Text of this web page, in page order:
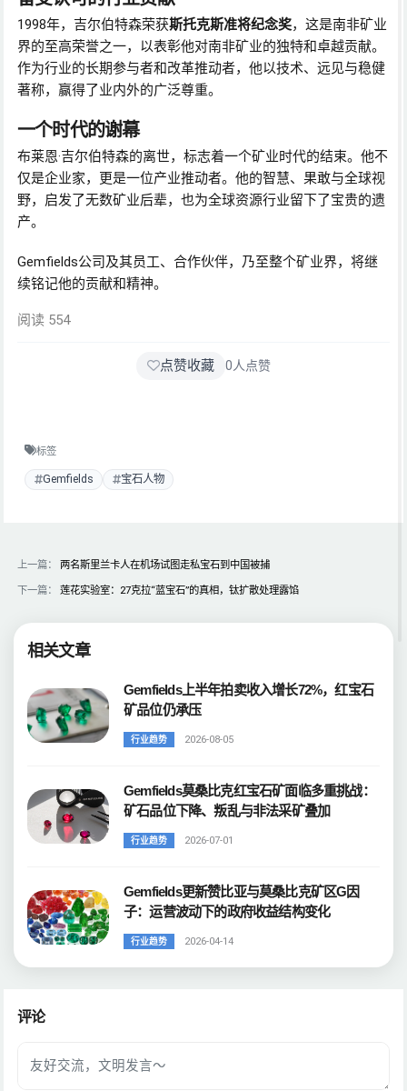
1998年，吉尔伯特森荣获斯托克斯准将纪念奖，这是南非矿业
界的至高荣誉之一，以表彰他对南非矿业的独特和卓越贡献。
作为行业的长期参与者和改革推动者，他以技术、远见与稳健
著称，赢得了业内外的广泛尊重。
一个时代的谢幕
布莱恩·吉尔伯特森的离世，标志着一个矿业时代的结束。他不
仅是企业家，更是一位产业推动者。他的智慧、果敢与全球视
野，启发了无数矿业后辈，也为全球资源行业留下了宝贵的遗
产。
Gemfields公司及其员工、合作伙伴，乃至整个矿业界，将继
续铭记他的贡献和精神。
阅读 554
点赞收藏 0人点赞
标签
Gemfields 宝石人物
上一篇：
两名斯里兰卡人在机场试图走私宝石到中国被捕
下一篇：
莲花实验室：27克拉“蓝宝石”的真相，钛扩散处理露馅
相关文章
Gemfields上半年拍卖收入增长72%，红宝石
矿品位仍承压
行业趋势 2026-08-05
Gemfields莫桑比克红宝石矿面临多重挑战：
矿石品位下降、叛乱与非法采矿叠加
行业趋势 2026-07-01
Gemfields更新赞比亚与莫桑比克矿区G因
子：运营波动下的政府收益结构变化
行业趋势 2026-04-14
评论